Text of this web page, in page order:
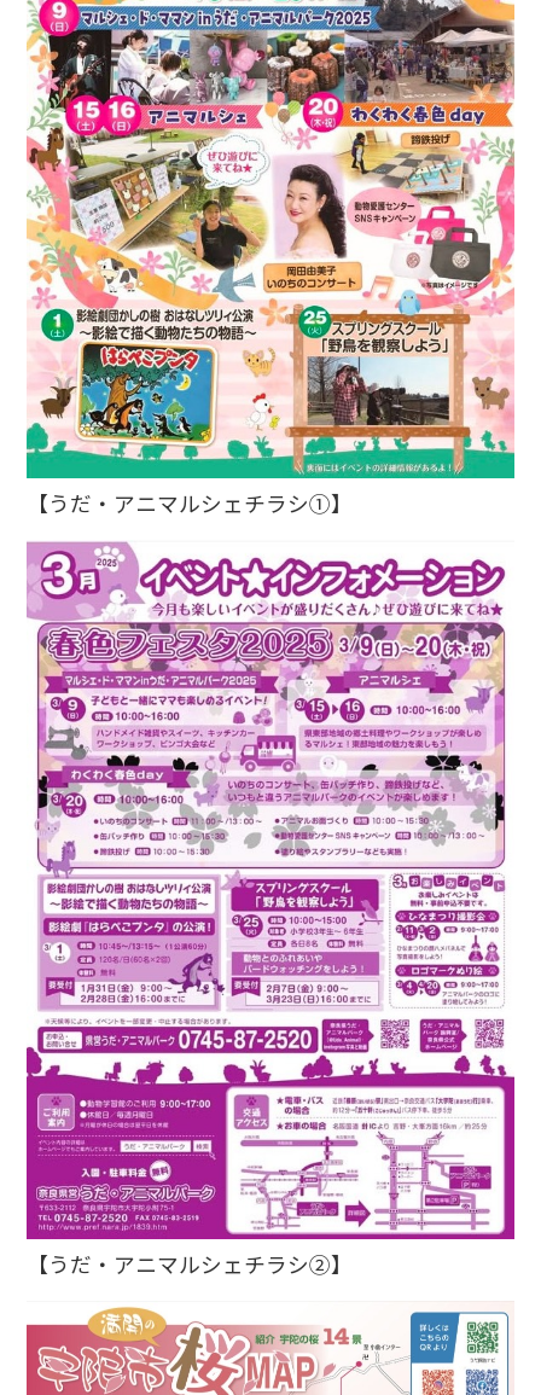
【うだ・アニマルシェチラシ①】
【うだ・アニマルシェチラシ②】